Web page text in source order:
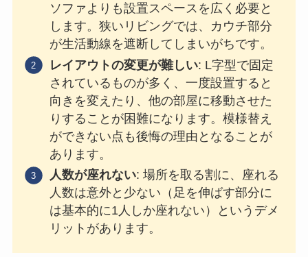
ソファよりも設置スペースを広く必要と
します。狭いリビングでは、カウチ部分
が生活動線を遮断してしまいがちです。
レイアウトの変更が難しい: L字型で固定
されているものが多く、一度設置すると
向きを変えたり、他の部屋に移動させた
りすることが困難になります。模様替え
ができない点も後悔の理由となることが
あります。
人数が座れない: 場所を取る割に、座れる
人数は意外と少ない（足を伸ばす部分に
は基本的に1人しか座れない）というデメ
リットがあります。